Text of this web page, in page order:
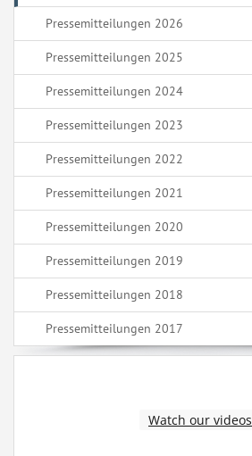
Pressemitteilungen 2026
Pressemitteilungen 2025
Pressemitteilungen 2024
Pressemitteilungen 2023
Pressemitteilungen 2022
Pressemitteilungen 2021
Pressemitteilungen 2020
Pressemitteilungen 2019
Pressemitteilungen 2018
Pressemitteilungen 2017
Watch our videos